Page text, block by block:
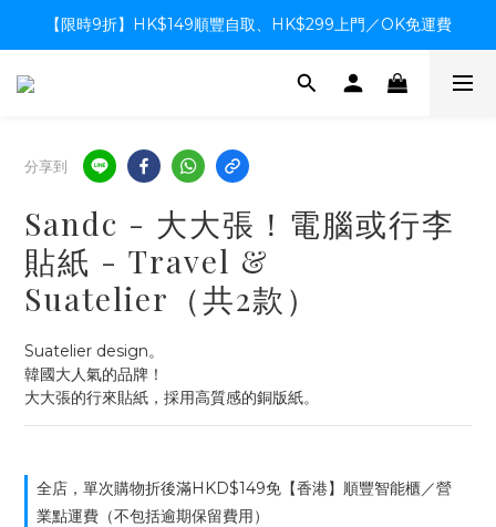
【限時9折】HK$149順豐自取、HK$299上門／OK免運費
【限時9折】HK$149順豐自取、HK$299上門／OK免運費
支付系統升級中，暫停信用卡支付至8月中，造成不便感謝諒解
分享到
Sandc - 大大張！電腦或行李
貼紙 - Travel &
Suatelier（共2款）
Suatelier design。
韓國大人氣的品牌！
大大張的行來貼紙，採用高質感的銅版紙。
全店，單次購物折後滿HKD$149免【香港】順豐智能櫃／營
業點運費（不包括逾期保留費用）